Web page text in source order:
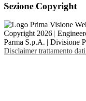
Sezione Copyright
Copyright 2026 |
Parma S.p.A. | Divisione
Disclaimer trattamento